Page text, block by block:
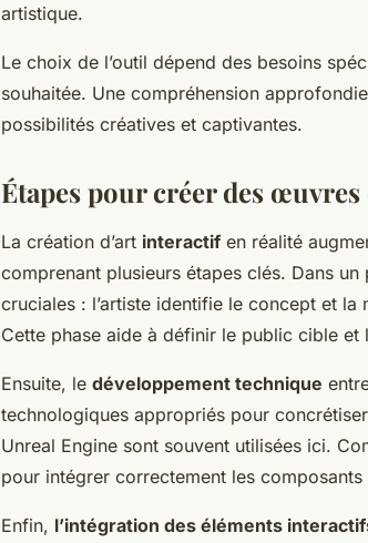
artistique.
Le choix de l’outil dépend des besoins
souhaitée. Une compréhension
possibilités créatives et captivantes.
Étapes pour créer des
La création d’art interactif en réalité
comprenant plusieurs étapes clés. Dans un
cruciales : l’artiste identifie le concept et
Cette phase aide à définir le public cible et
Ensuite, le développement technique
technologiques appropriés pour
Unreal Engine sont souvent utilisées ici.
pour intégrer correctement les
Enfin, l’intégration des éléments